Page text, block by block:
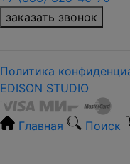
заказать звонок
Политика
EDISON STUDIO
Главная Поиск